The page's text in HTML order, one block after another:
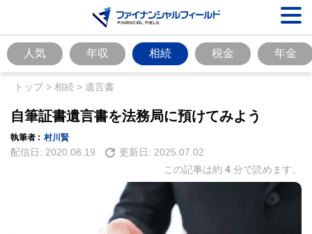
人気 年収 相続 税金 年金
トップ> 相続 > 遺言書
自筆証書遺言書を法務局に預けてみよう
執筆者 : 村川賢
配信日: 2020.08.19 更新日: 2025.07.02
この記事は約 4 分で読めます。